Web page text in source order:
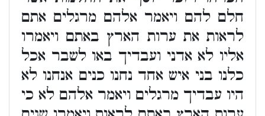
חלם להם ויאמר אלהם מרגלים אתם
לראות את ערות הארץ באתם ויאמרו
אליו לא אדני ועבדיך באו לשבר אכל
כלנו בני איש אחד נחנו כנים אנחנו לא
היו עבדיך מרגלים ויאמר אלהם לא כי